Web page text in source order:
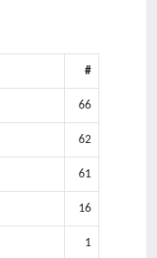
#
66
62
61
16
1